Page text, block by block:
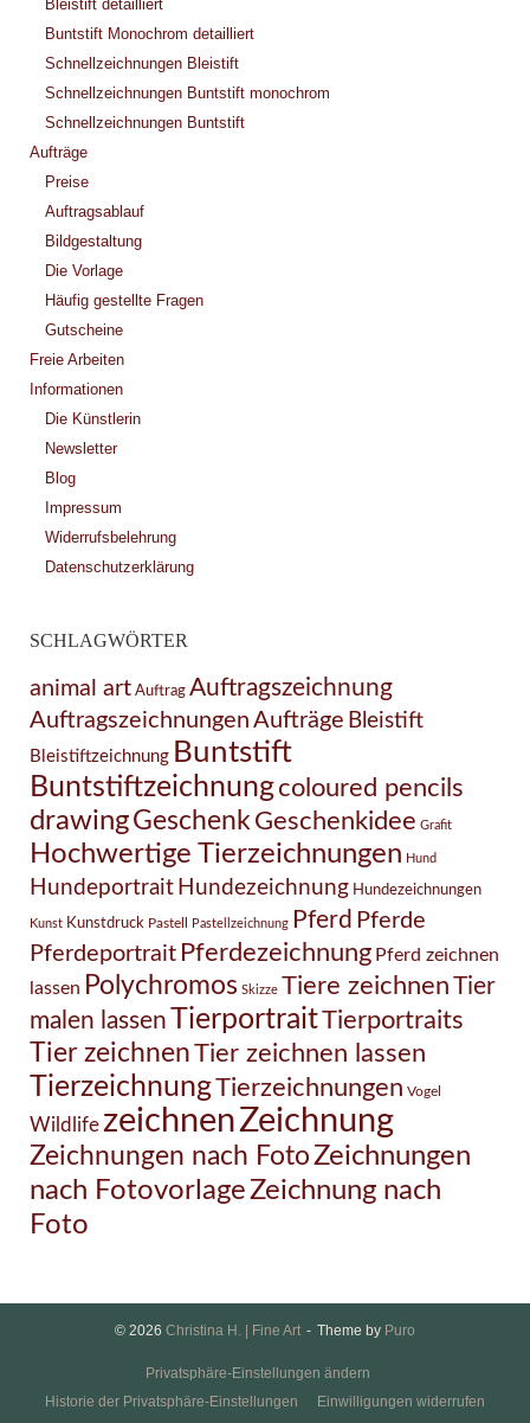
Bleistift detailliert
Buntstift Monochrom detailliert
Schnellzeichnungen Bleistift
Schnellzeichnungen Buntstift monochrom
Schnellzeichnungen Buntstift
Aufträge
Preise
Auftragsablauf
Bildgestaltung
Die Vorlage
Häufig gestellte Fragen
Gutscheine
Freie Arbeiten
Informationen
Die Künstlerin
Newsletter
Blog
Impressum
Widerrufsbelehrung
Datenschutzerklärung
SCHLAGWÖRTER
animal art Auftrag Auftragszeichnung
Auftragszeichnungen Aufträge Bleistift
Bleistiftzeichnung Buntstift
Buntstiftzeichnungcoloured pencils
drawingGeschenk Geschenkidee Grafit
Hochwertige Tierzeichnungen Hund
Hundeportrait Hundezeichnung Hundezeichnungen
Kunst Kunstdruck Pastell Pastellzeichnung Pferd Pferde
Pferdeportrait Pferdezeichnung Pferd zeichnen
lassen Polychromos Skizze Tiere zeichnenTier
malen lassenTierportraitTierportraits
Tier zeichnenTier zeichnen lassen
TierzeichnungTierzeichnungen Vogel
Wildlife zeichnenZeichnung
Zeichnungen nach FotoZeichnungen
nach FotovorlageZeichnung nach
Foto
© 2026 Christina H. | Fine Art Theme by Puro
Privatsphäre-Einstellungen ändern
Historie der Privatsphäre-Einstellungen
Einwilligungen widerrufen